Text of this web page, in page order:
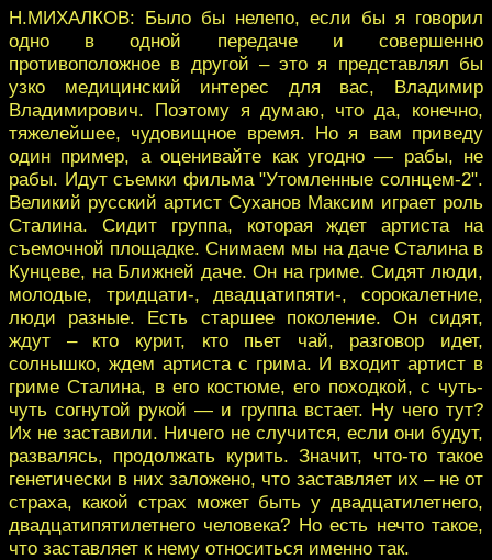
Н.МИХАЛКОВ: Было бы нелепо, если бы я говорил
одно в одной передаче и совершенно
противоположное в другой – это я представлял бы
узко медицинский интерес для вас, Владимир
Владимирович. Поэтому я думаю, что да, конечно,
тяжелейшее, чудовищное время. Но я вам приведу
один пример, а оценивайте как угодно — рабы, не
рабы. Идут съемки фильма "Утомленные солнцем-2".
Великий русский артист Суханов Максим играет роль
Сталина. Сидит группа, которая ждет артиста на
съемочной площадке. Снимаем мы на даче Сталина в
Кунцеве, на Ближней даче. Он на гриме. Сидят люди,
молодые, тридцати-, двадцатипяти-, сорокалетние,
люди разные. Есть старшее поколение. Он сидят,
ждут – кто курит, кто пьет чай, разговор идет,
солнышко, ждем артиста с грима. И входит артист в
гриме Сталина, в его костюме, его походкой, с чуть-
чуть согнутой рукой — и группа встает. Ну чего тут?
Их не заставили. Ничего не случится, если они будут,
развалясь, продолжать курить. Значит, что-то такое
генетически в них заложено, что заставляет их – не от
страха, какой страх может быть у двадцатилетнего,
двадцатипятилетнего человека? Но есть нечто такое,
что заставляет к нему относиться именно так.